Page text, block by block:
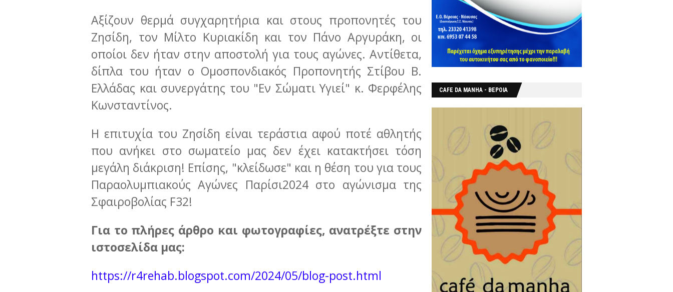
Αξίζουν θερμά συγχαρητήρια και στους προπονητές του
Ζησίδη, τον Μίλτο Κυριακίδη και τον Πάνο Αργυράκη, οι
οποίοι δεν ήταν στην αποστολή για τους αγώνες. Αντίθετα,
δίπλα του ήταν ο Ομοσπονδιακός Προπονητής Στίβου Β.
Ελλάδας και συνεργάτης του "Εν Σώματι Υγιεί" κ. Φερφέλης
Κωνσταντίνος.
Η επιτυχία του Ζησίδη είναι τεράστια αφού ποτέ αθλητής
που ανήκει στο σωματείο μας δεν έχει κατακτήσει τόση
μεγάλη διάκριση! Επίσης, "κλείδωσε" και η θέση του για τους
Παραολυμπιακούς Αγώνες Παρίσι2024 στο αγώνισμα της
Σφαιροβολίας F32!
Για το πλήρες άρθρο και φωτογραφίες, ανατρέξτε στην
ιστοσελίδα μας:
https://r4rehab.blogspot.com/2024/05/blog-post.html
CAFE DA MANHA - ΒΕΡΟΙΑ